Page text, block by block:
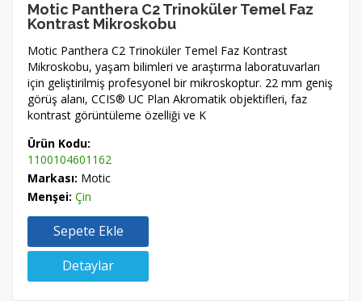
Motic Panthera C2 Trinoküler Temel Faz
Kontrast Mikroskobu
Motic Panthera C2 Trinoküler Temel Faz Kontrast
Mikroskobu, yaşam bilimleri ve araştırma laboratuvarları
için geliştirilmiş profesyonel bir mikroskoptur. 22 mm geniş
görüş alanı, CCIS® UC Plan Akromatik objektifleri, faz
kontrast görüntüleme özelliği ve K
Ürün Kodu:
1100104601162
Markası: Motic
Menşei: Çin
Sepete Ekle
Detaylar